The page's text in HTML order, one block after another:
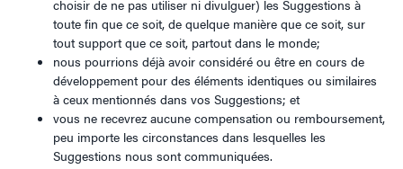
choisir de ne pas utiliser ni divulguer) les Suggestions à
toute fin que ce soit, de quelque manière que ce soit, sur
tout support que ce soit, partout dans le monde;
nous pourrions déjà avoir considéré ou être en cours de
développement pour des éléments identiques ou similaires
à ceux mentionnés dans vos Suggestions; et
vous ne recevrez aucune compensation ou remboursement,
peu importe les circonstances dans lesquelles les
Suggestions nous sont communiquées.